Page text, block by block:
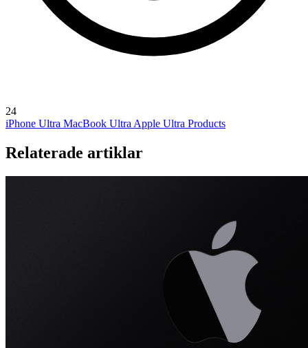
24
iPhone Ultra MacBook Ultra Apple Ultra Products
Relaterade artiklar